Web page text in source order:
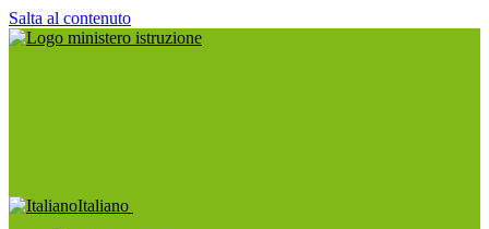
Salta al contenuto
Italiano